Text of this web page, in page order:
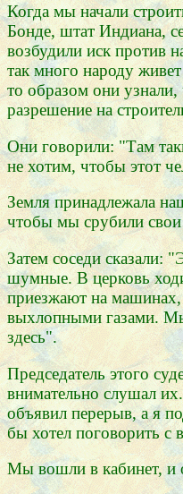
Когда мы начали
Бонде, штат Индиана,
возбудили иск против
так много народу
то образом они
разрешение на
Они говорили: "Там
не хотим, чтобы этот
Земля принадлежала
чтобы мы срубили свои
Затем соседи сказали:
шумные. В церковь
приезжают на машинах,
выхлопными газами.
здесь".
Председатель этого
внимательно слушал
объявил перерыв, а я
бы хотел поговорить с
Мы вошли в кабинет, и